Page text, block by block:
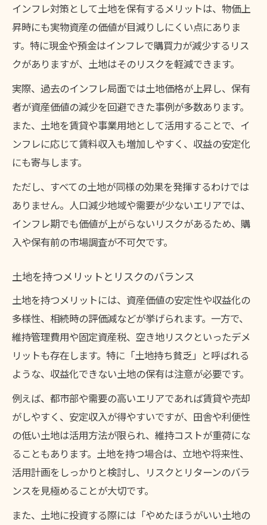
インフレ対策として土地を保有するメリットは、物価上
昇時にも実物資産の価値が目減りしにくい点にありま
す。特に現金や預金はインフレで購買力が減少するリス
クがありますが、土地はそのリスクを軽減できます。
実際、過去のインフレ局面では土地価格が上昇し、保有
者が資産価値の減少を回避できた事例が多数あります。
また、土地を賃貸や事業用地として活用することで、イ
ンフレに応じて賃料収入も増加しやすく、収益の安定化
にも寄与します。
ただし、すべての土地が同様の効果を発揮するわけでは
ありません。人口減少地域や需要が少ないエリアでは、
インフレ期でも価値が上がらないリスクがあるため、購
入や保有前の市場調査が不可欠です。
土地を持つメリットとリスクのバランス
土地を持つメリットには、資産価値の安定性や収益化の
多様性、相続時の評価減などが挙げられます。一方で、
維持管理費用や固定資産税、空き地リスクといったデメ
リットも存在します。特に「土地持ち貧乏」と呼ばれる
ような、収益化できない土地の保有は注意が必要です。
例えば、都市部や需要の高いエリアであれば賃貸や売却
がしやすく、安定収入が得やすいですが、田舎や利便性
の低い土地は活用方法が限られ、維持コストが重荷にな
ることもあります。土地を持つ場合は、立地や将来性、
活用計画をしっかりと検討し、リスクとリターンのバラ
ンスを見極めることが大切です。
また、土地に投資する際には「やめたほうがいい土地の